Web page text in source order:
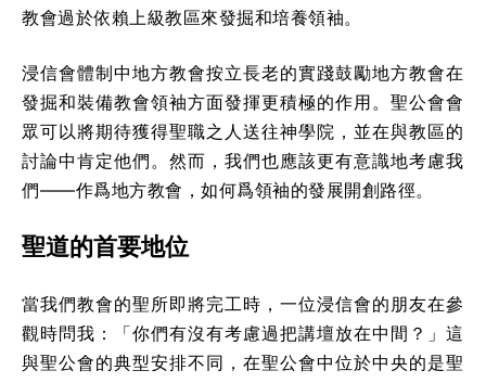
教會過於依賴上級教區來發掘和培養領袖。
浸信會體制中地方教會按立長老的實踐鼓勵地方教會在
發掘和裝備教會領袖方面發揮更積極的作用。聖公會會
眾可以將期待獲得聖職之人送往神學院，並在與教區的
討論中肯定他們。然而，我們也應該更有意識地考慮我
們——作爲地方教會，如何爲領袖的發展開創路徑。
聖道的首要地位
當我們教會的聖所即將完工時，一位浸信會的朋友在參
觀時問我：「你們有沒有考慮過把講壇放在中間？」這
與聖公會的典型安排不同，在聖公會中位於中央的是聖